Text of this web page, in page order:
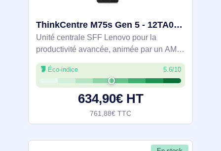
ThinkCentre M75s Gen 5 - 12TA005HFR
Unité centrale SFF Lenovo pour la
productivité avancée, animée par un AMD
Ryzen 5 8500G (6 cœurs/12 threads, 3,5 à
5 GHz) avec 8 Go DDR5 5200 évolutifs à
64 Go et SSD M.2 NVMe PCIe 4.0 de 256
Éco-indice 5.6/10
634,90€ HT
761,88€ TTC